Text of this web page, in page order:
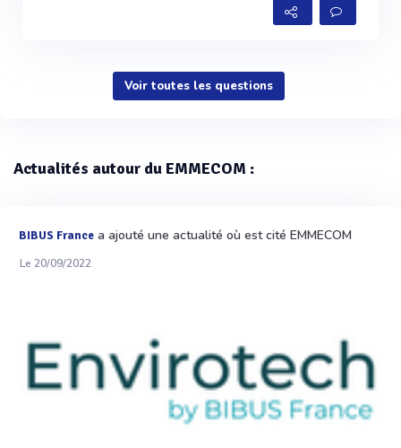
Voir toutes les questions
Actualités autour du EMMECOM :
BIBUS France a ajouté une actualité où est cité EMMECOM
Le 20/09/2022